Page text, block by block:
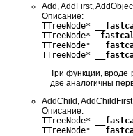
Add, AddFirst,
Описание:
TTreeNode*
TTreeNode*
TTreeNode*
TTreeNode*
Три функции, вроде
две аналогичны
AddChild, AddChildFirst
Описание:
TTreeNode*
TTreeNode*